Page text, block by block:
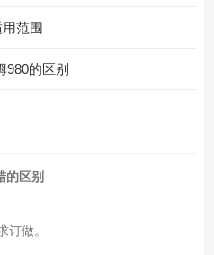
范围
980的区别
的区别
做。